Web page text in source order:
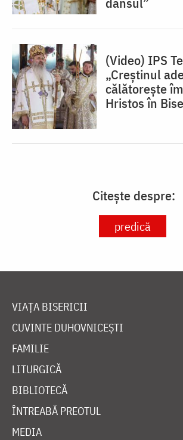
(Video) IPS
„Creștinul
călătorește
Hristos în
Citește despre:
predică
VIAȚA BISERICII
CUVINTE DUHOVNICEȘTI
FAMILIE
LITURGICĂ
BIBLIOTECĂ
ÎNTREABĂ PREOTUL
MEDIA